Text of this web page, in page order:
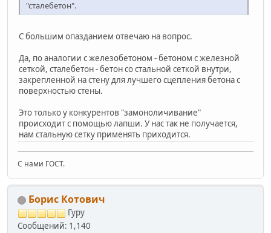
"сталебетон".
С большим опазданием отвечаю на вопрос.
Да, по аналогии с железобетоном - бетоном с железной
сеткой, сталебетон - бетон со стальной сеткой внутри,
закрепленной на стену для лучшего сцепления бетона с
поверхностью стены.
Это только у конкурентов "замоноличивание"
происходит с помощью лапши. У нас так не получается,
нам стальную сетку применять приходится.
С нами ГОСТ.
Борис Котович
Гуру
Сообщений: 1,140